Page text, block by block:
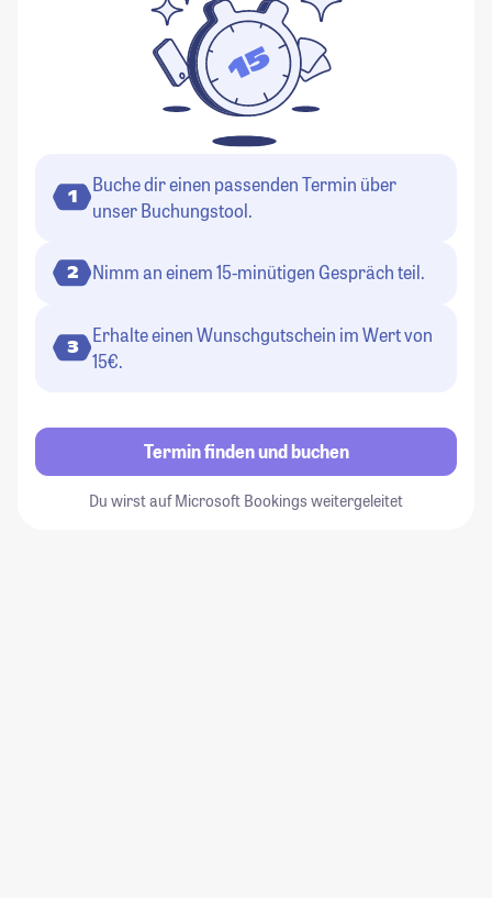
1
Buche dir einen passenden Termin über
unser Buchungstool.
2 Nimm an einem 15-minütigen Gespräch teil.
3
Erhalte einen Wunschgutschein im Wert von
15€.
Termin finden und buchen
Du wirst auf Microsoft Bookings weitergeleitet